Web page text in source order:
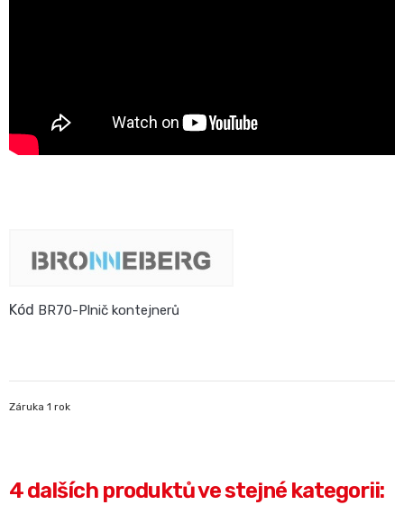
Kód BR70-Plnič kontejnerů
Záruka 1 rok
4 dalších produktů ve stejné kategorii: